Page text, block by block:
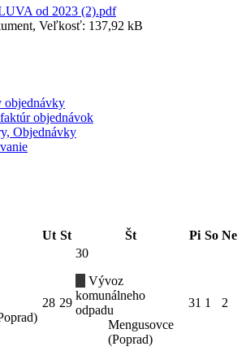
od 2023 (2).pdf
Veľkosť: 137,92 kB
objednávky
objednávok
Objednávky
Ut St Št Pi So Ne
28 29
30
Vývoz
komunálneho
odpadu
Mengusovce
(Poprad)
31 1 2